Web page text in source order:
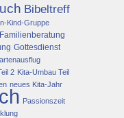
Bibeltreff
Kind-Gruppe
Familienberatung
Gottesdienst
2 Kita-Umbau Teil
neues Kita-Jahr
Passionszeit